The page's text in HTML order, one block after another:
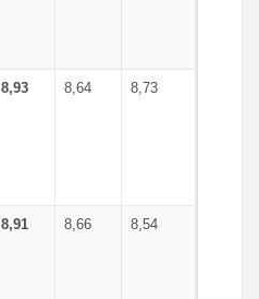
8,93 8,64 8,73
8,91 8,66 8,54